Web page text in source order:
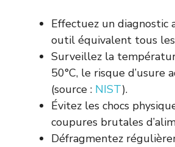
Effectuez un diagnostic
outil équivalent tous
Surveillez la
50°C, le risque d’usure
(source : NIST).
Évitez les chocs
coupures brutales
Défragmentez